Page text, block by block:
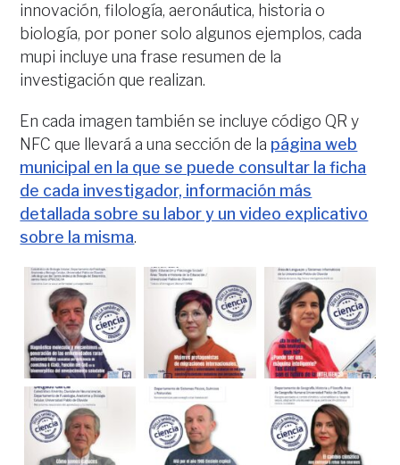
innovación, filología, aeronáutica, historia o
biología, por poner solo algunos ejemplos, cada
mupi incluye una frase resumen de la
investigación que realizan.
En cada imagen también se incluye código QR y
NFC que llevará a una sección de la página web
municipal en la que se puede consultar la ficha
de cada investigador, información más
detallada sobre su labor y un video explicativo
sobre la misma.